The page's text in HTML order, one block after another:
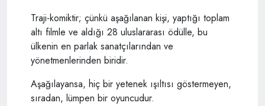
Traji-komiktir; çünkü aşağılanan kişi, yaptığı toplam
altı filmle ve aldığı 28 uluslararası ödülle, bu
ülkenin en parlak sanatçılarından ve
yönetmenlerinden biridir.
Aşağılayansa, hiç bir yetenek ışıltısı göstermeyen,
sıradan, lümpen bir oyuncudur.